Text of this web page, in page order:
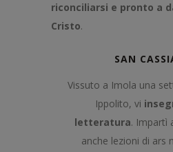
riconciliarsi e pronto a
Cristo.
SAN
Vissuto a Imola una
Ippolito, vi
letteratura. Impartì
anche lezioni di ars